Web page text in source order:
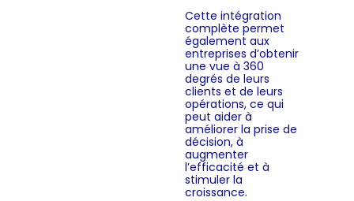
Cette intégration
complète permet
également aux
entreprises d’obtenir
une vue à 360
degrés de leurs
clients et de leurs
opérations, ce qui
peut aider à
améliorer la prise de
décision, à
augmenter
l’efficacité et à
stimuler la
croissance.